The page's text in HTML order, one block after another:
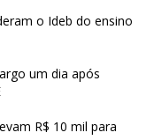
o Ideb do ensino
um dia após
R$ 10 mil para